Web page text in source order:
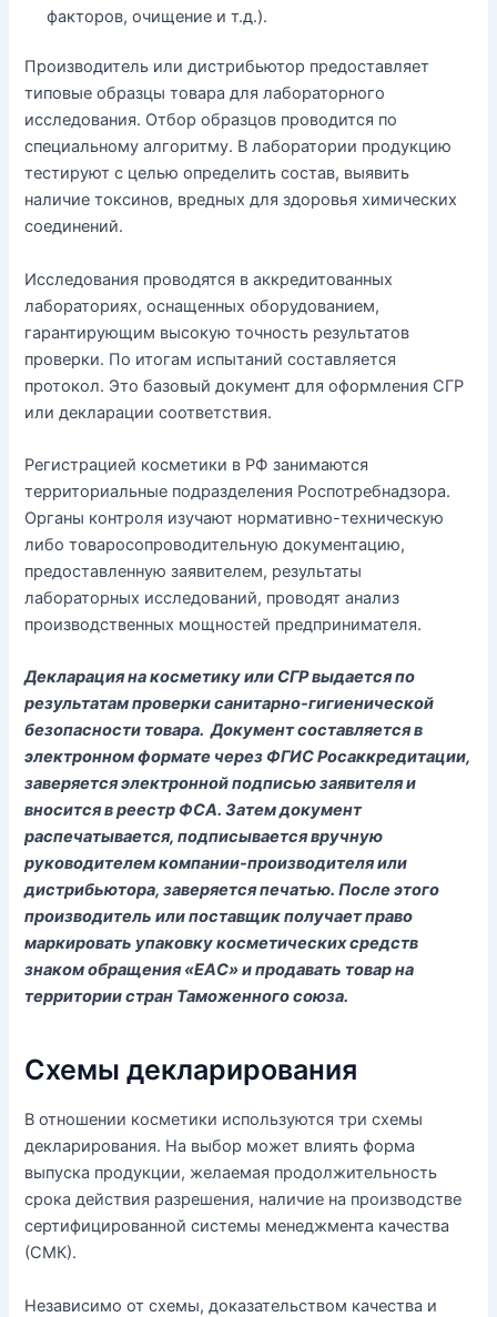
факторов, очищение и т.д.).
Производитель или дистрибьютор предоставляет
типовые образцы товара для лабораторного
исследования. Отбор образцов проводится по
специальному алгоритму. В лаборатории продукцию
тестируют с целью определить состав, выявить
наличие токсинов, вредных для здоровья химических
соединений.
Исследования проводятся в аккредитованных
лабораториях, оснащенных оборудованием,
гарантирующим высокую точность результатов
проверки. По итогам испытаний составляется
протокол. Это базовый документ для оформления СГР
или декларации соответствия.
Регистрацией косметики в РФ занимаются
территориальные подразделения Роспотребнадзора.
Органы контроля изучают нормативно-техническую
либо товаросопроводительную документацию,
предоставленную заявителем, результаты
лабораторных исследований, проводят анализ
производственных мощностей предпринимателя.
Декларация на косметику или СГР выдается по
результатам проверки санитарно-гигиенической
безопасности товара. Документ составляется в
электронном формате через ФГИС Росаккредитации,
заверяется электронной подписью заявителя и
вносится в реестр ФСА. Затем документ
распечатывается, подписывается вручную
руководителем компании-производителя или
дистрибьютора, заверяется печатью. После этого
производитель или поставщик получает право
маркировать упаковку косметических средств
знаком обращения «ЕАС» и продавать товар на
территории стран Таможенного союза.
Схемы декларирования
В отношении косметики используются три схемы
декларирования. На выбор может влиять форма
выпуска продукции, желаемая продолжительность
срока действия разрешения, наличие на производстве
сертифицированной системы менеджмента качества
(СМК).
Независимо от схемы, доказательством качества и